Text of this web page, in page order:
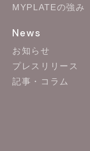
MYPLATEの強み
News
お知らせ
プレスリリース
記事・コラム